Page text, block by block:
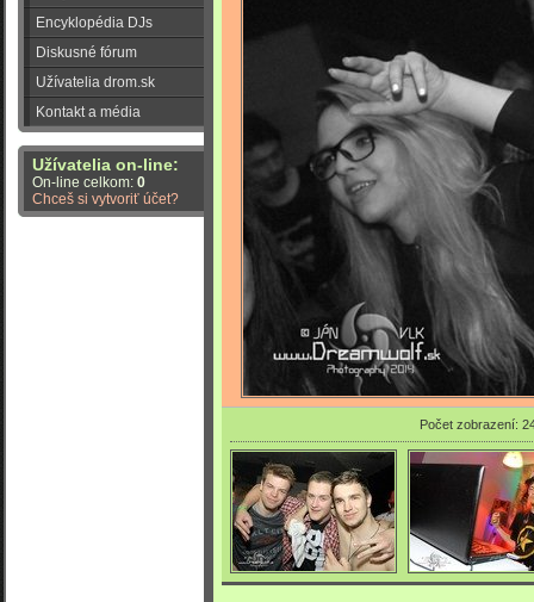
Encyklopédia DJs
Diskusné fórum
Užívatelia drom.sk
Kontakt a média
Užívatelia on-line:
On-line celkom: 0
Chceš si vytvoriť účet?
Počet zobrazení: